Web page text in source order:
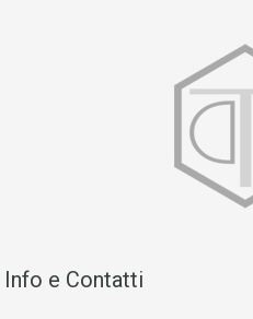
Info e Contatti